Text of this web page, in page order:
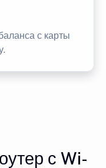
с карты
с Wi-